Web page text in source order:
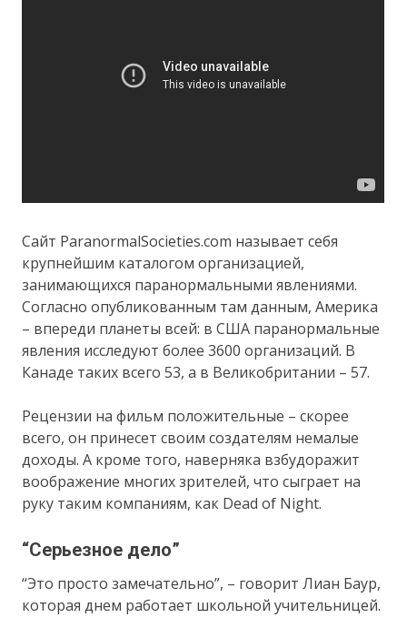
Сайт ParanormalSocieties.com называет себя
крупнейшим каталогом организацией,
занимающихся паранормальными явлениями.
Согласно опубликованным там данным, Америка
– впереди планеты всей: в США паранормальные
явления исследуют более 3600 организаций. В
Канаде таких всего 53, а в Великобритании – 57.
Рецензии на фильм положительные – скорее
всего, он принесет своим создателям немалые
доходы. А кроме того, наверняка взбудоражит
воображение многих зрителей, что сыграет на
руку таким компаниям, как Dead of Night.
“Серьезное дело”
“Это просто замечательно”, – говорит Лиан Баур,
которая днем работает школьной учительницей.